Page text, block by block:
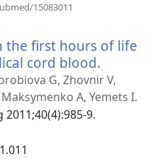
15083011
窗
口）
the first hours of life
cord blood.
开
新
G, Zhovnir V,
A, Yemets I.
9.